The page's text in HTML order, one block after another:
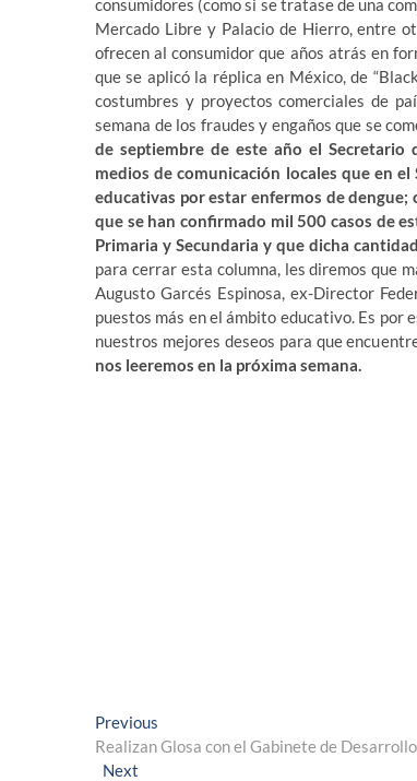
consumidores (como si se tratase de una
Mercado Libre y Palacio de Hierro, entre
ofrecen al consumidor que años atrás en
que se aplicó la réplica en México, de
costumbres y proyectos comerciales de
semana de los fraudes y engaños que se
de septiembre de este año el Secretario
medios de comunicación locales que en
educativas por estar enfermos de
que se han confirmado mil 500 casos de
Primaria y Secundaria y que dicha
para cerrar esta columna, les diremos que
Augusto Garcés Espinosa, ex-Director
puestos más en el ámbito educativo. Es por
nuestros mejores deseos para que
nos leeremos en la próxima semana.
Navegación
de
Previous
post:
Realizan Glosa con el Gabinete de
Next